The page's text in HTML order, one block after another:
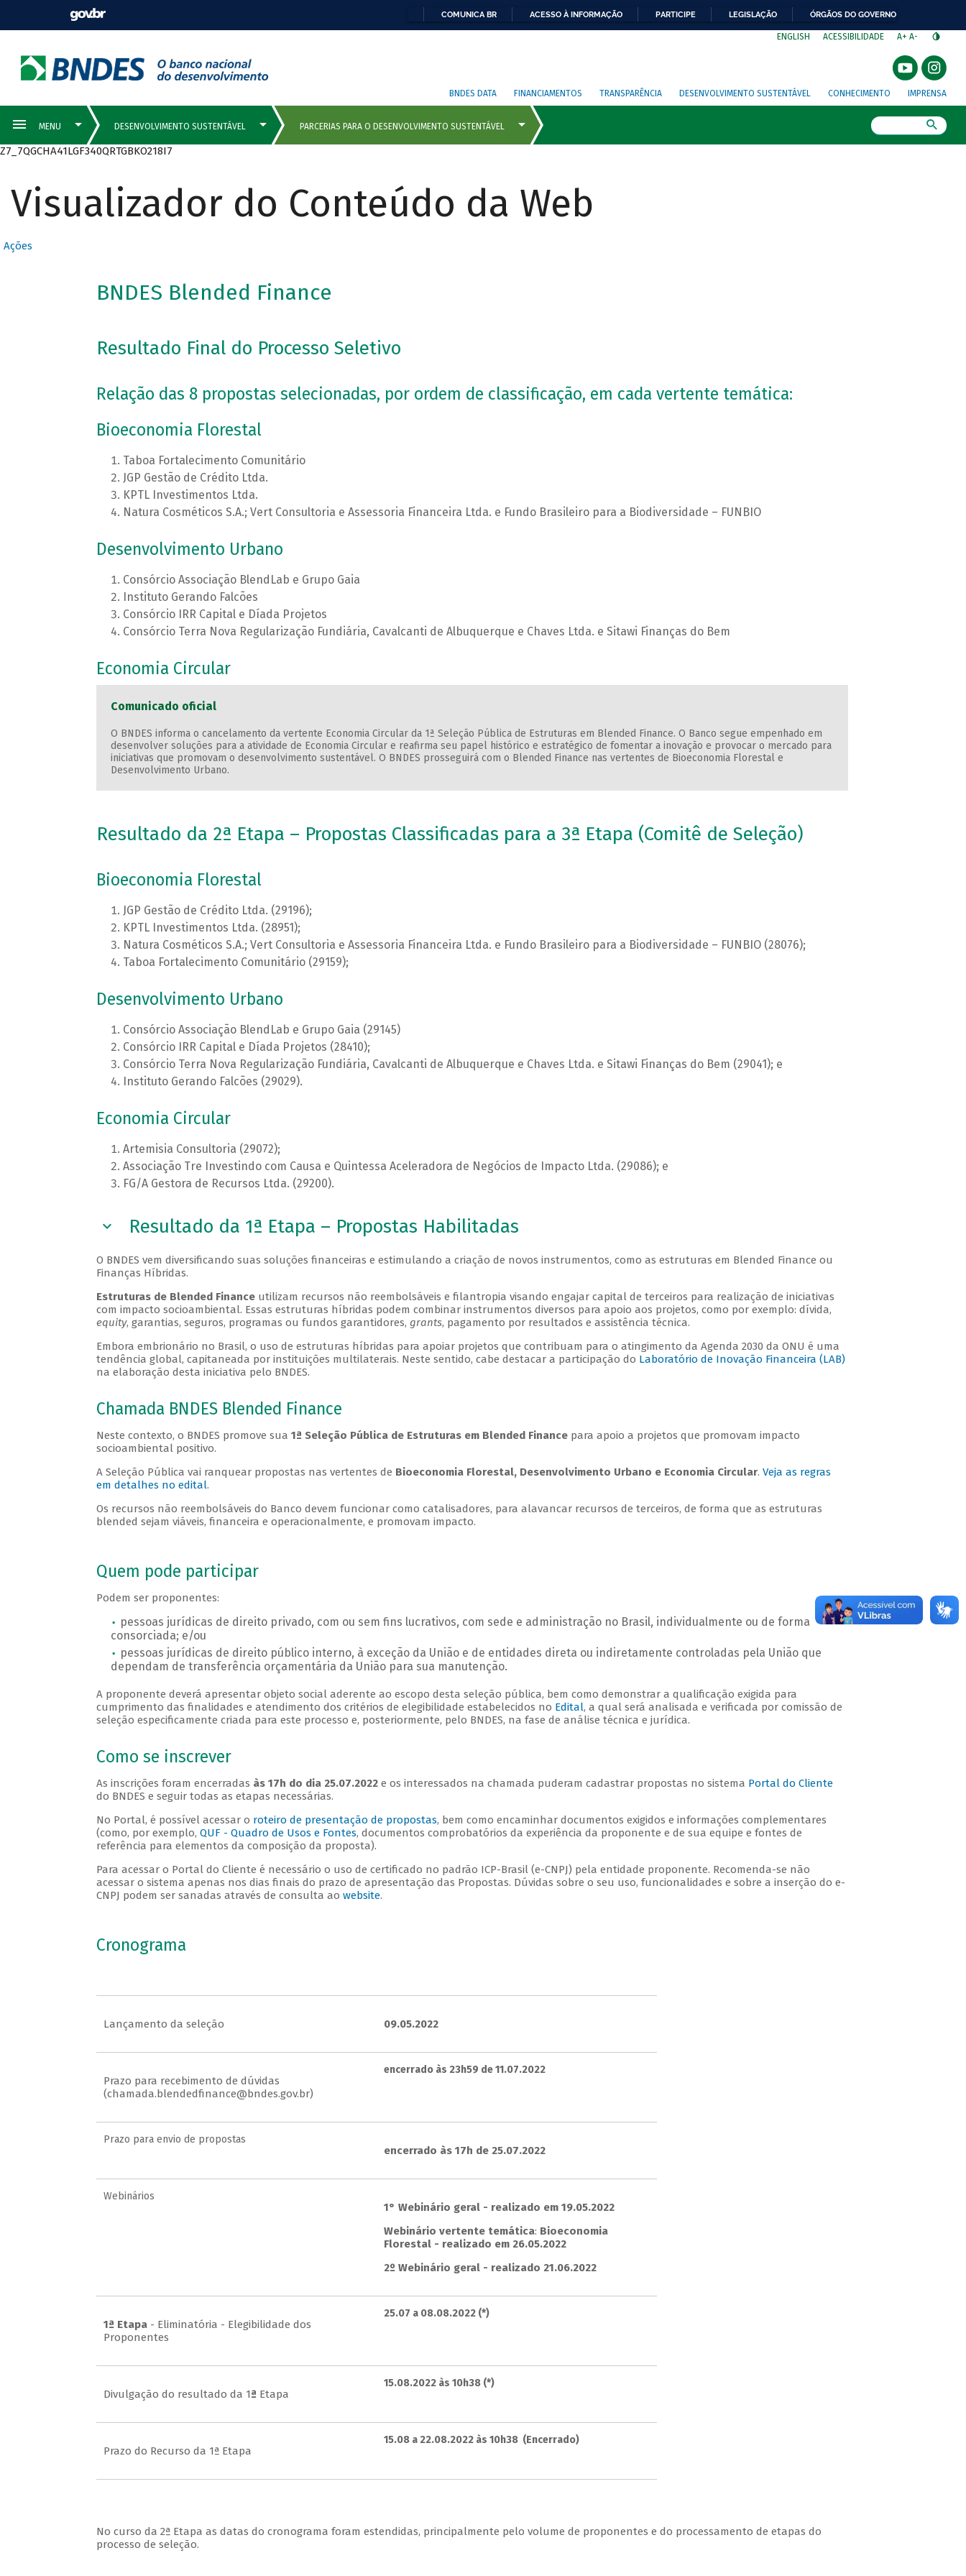
COMUNICA BR ACESSO À INFORMAÇÃO PARTICIPE LEGISLAÇÃO ÓRGÃOS DO GOVERNO
ENGLISH ACESSIBILIDADE A+ A-
BNDES DATA FINANCIAMENTOS TRANSPARÊNCIA DESENVOLVIMENTO SUSTENTÁVEL CONHECIMENTO IMPRENSA
Z7_7QGCHA41LGF340QRTGBKO218I7
Visualizador do Conteúdo da Web
Ações
BNDES Blended Finance
Resultado Final do Processo Seletivo
Relação das 8 propostas selecionadas, por ordem de classificação, em cada vertente temática:
Bioeconomia Florestal
Taboa Fortalecimento Comunitário
JGP Gestão de Crédito Ltda.
KPTL Investimentos Ltda.
Natura Cosméticos S.A.; Vert Consultoria e Assessoria Financeira Ltda. e Fundo Brasileiro para a Biodiversidade – FUNBIO
Desenvolvimento Urbano
Consórcio Associação BlendLab e Grupo Gaia
Instituto Gerando Falcões
Consórcio IRR Capital e Díada Projetos
Consórcio Terra Nova Regularização Fundiária, Cavalcanti de Albuquerque e Chaves Ltda. e Sitawi Finanças do Bem
Economia Circular
Comunicado oficial
O BNDES informa o cancelamento da vertente Economia Circular da 1ª Seleção Pública de Estruturas em Blended Finance. O Banco segue empenhado em
desenvolver soluções para a atividade de Economia Circular e reafirma seu papel histórico e estratégico de fomentar a inovação e provocar o mercado para
iniciativas que promovam o desenvolvimento sustentável. O BNDES prosseguirá com o Blended Finance nas vertentes de Bioeconomia Florestal e
Desenvolvimento Urbano.
Resultado da 2ª Etapa – Propostas Classificadas para a 3ª Etapa (Comitê de Seleção)
Bioeconomia Florestal
JGP Gestão de Crédito Ltda. (29196);
KPTL Investimentos Ltda. (28951);
Natura Cosméticos S.A.; Vert Consultoria e Assessoria Financeira Ltda. e Fundo Brasileiro para a Biodiversidade – FUNBIO (28076);
Taboa Fortalecimento Comunitário (29159);
Desenvolvimento Urbano
Consórcio Associação BlendLab e Grupo Gaia (29145)
Consórcio IRR Capital e Díada Projetos (28410);
Consórcio Terra Nova Regularização Fundiária, Cavalcanti de Albuquerque e Chaves Ltda. e Sitawi Finanças do Bem (29041); e
Instituto Gerando Falcões (29029).
Economia Circular
Artemisia Consultoria (29072);
Associação Tre Investindo com Causa e Quintessa Aceleradora de Negócios de Impacto Ltda. (29086); e
FG/A Gestora de Recursos Ltda. (29200).
Resultado da 1ª Etapa – Propostas Habilitadas
O BNDES vem diversificando suas soluções financeiras e estimulando a criação de novos instrumentos, como as estruturas em Blended Finance ou
Finanças Híbridas.
Estruturas de Blended Finance utilizam recursos não reembolsáveis e filantropia visando engajar capital de terceiros para realização de iniciativas
com impacto socioambiental. Essas estruturas híbridas podem combinar instrumentos diversos para apoio aos projetos, como por exemplo: dívida,
equity, garantias, seguros, programas ou fundos garantidores,grants, pagamento por resultados e assistência técnica.
Embora embrionário no Brasil, o uso de estruturas híbridas para apoiar projetos que contribuam para o atingimento da Agenda 2030 da ONU é uma
tendência global, capitaneada por instituições multilaterais. Neste sentido, cabe destacar a participação do Laboratório de Inovação Financeira (LAB)
na elaboração desta iniciativa pelo BNDES.
Chamada BNDES Blended Finance
Neste contexto, o BNDES promove sua1ª Seleção Pública de Estruturas em Blended Finance para apoio a projetos que promovam impacto
socioambiental positivo.
A Seleção Pública vai ranquear propostas nas vertentes de Bioeconomia Florestal, Desenvolvimento Urbano e Economia Circular.Veja as regras
em detalhes no edital.
Os recursos não reembolsáveis do Banco devem funcionar como catalisadores, para alavancar recursos de terceiros, de forma que as estruturas
blended sejam viáveis, financeira e operacionalmente, e promovam impacto.
Quem pode participar
Podem ser proponentes:
pessoas jurídicas de direito privado, com ou sem fins lucrativos, com sede e administração no Brasil, individualmente ou de forma
consorciada; e/ou
pessoas jurídicas de direito público interno, à exceção da União e de entidades direta ou indiretamente controladas pela União que
dependam de transferência orçamentária da União para sua manutenção.
A proponente deverá apresentar objeto social aderente ao escopo desta seleção pública, bem como demonstrar a qualificação exigida para
cumprimento das finalidades e atendimento dos critérios de elegibilidade estabelecidos no Edital, a qual será analisada e verificada por comissão de
seleção especificamente criada para este processo e, posteriormente, pelo BNDES, na fase de análise técnica e jurídica.
Como se inscrever
As inscrições foram encerradas às 17h do dia 25.07.2022 e os interessados na chamada puderam cadastrar propostas no sistema Portal do Cliente
do BNDES e seguir todas as etapas necessárias.
No Portal, é possível acessar o roteiro de presentação de propostas, bem como encaminhar documentos exigidos e informações complementares
(como, por exemplo,QUF - Quadro de Usos e Fontes, documentos comprobatórios da experiência da proponente e de sua equipe e fontes de
referência para elementos da composição da proposta).
Para acessar o Portal do Cliente é necessário o uso de certificado no padrão ICP-Brasil (e-CNPJ) pela entidade proponente. Recomenda-se não
acessar o sistema apenas nos dias finais do prazo de apresentação das Propostas. Dúvidas sobre o seu uso, funcionalidades e sobre a inserção do e-
CNPJ podem ser sanadas através de consulta aowebsite.
Cronograma
Lançamento da seleção 09.05.2022
Prazo para recebimento de dúvidas
(chamada.blendedfinance@bndes.gov.br)
encerrado às 23h59 de 11.07.2022
Prazo para envio de propostas
encerrado às 17h de 25.07.2022
Webinários
1° Webinário geral - realizado em 19.05.2022
Webinário vertente temática: Bioeconomia
Florestal - realizado em 26.05.2022
2º Webinário geral - realizado 21.06.2022
1ª Etapa - Eliminatória - Elegibilidade dos
Proponentes
25.07 a 08.08.2022 (*)
Divulgação do resultado da 1ª Etapa
15.08.2022 às 10h38 (*)
Prazo do Recurso da 1ª Etapa
15.08 a 22.08.2022 às 10h38 (Encerrado)
No curso da 2ª Etapa as datas do cronograma foram estendidas, principalmente pelo volume de proponentes e do processamento de etapas do
processo de seleção.